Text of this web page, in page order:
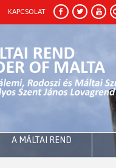
KAPCSOLAT
A MÁLTAI REND